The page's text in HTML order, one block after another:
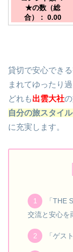
ビジネス利用にも最
適。／出雲市駅より
徒歩にて約５分
★の数（総
合）： 0.00
貸切で安心でき
まれてゆったり過
どれも出雲大社
自分の旅スタイ
に充実します。
「THE
交流と安心を
「ゲス